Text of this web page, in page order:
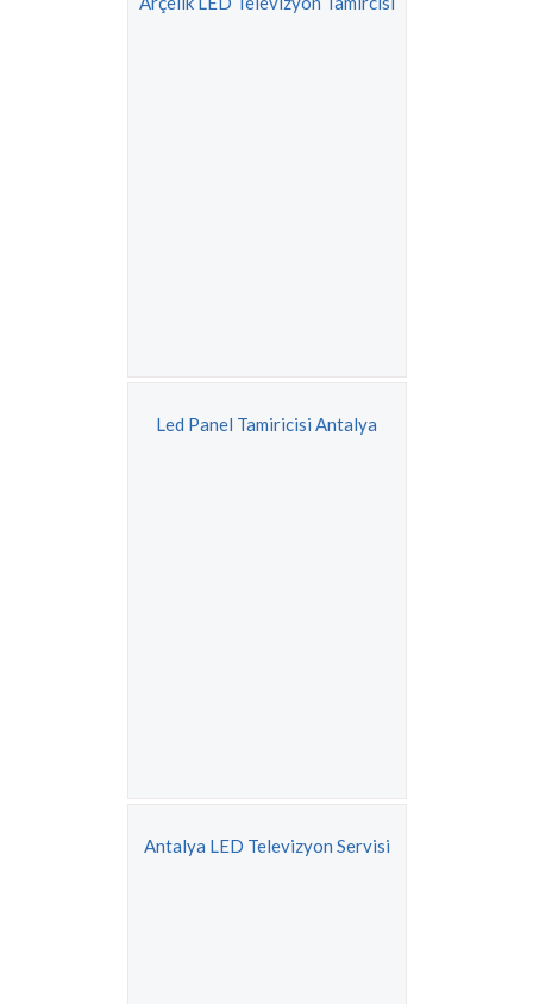
Led Panel Tamiricisi Antalya
Antalya LED Televizyon Servisi